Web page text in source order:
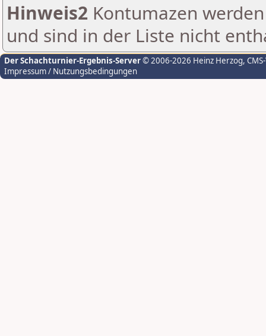
Hinweis2 Kontumazen
und sind in der Liste nicht
Der Schachturnier-Ergebnis-Server© 2006-2026 Heinz Herzog,
Impressum / Nutzungsbedingungen